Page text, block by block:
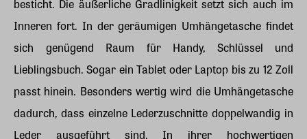
besticht. Die äußerliche Gradlinigkeit setzt sich auch im
Inneren fort. In der geräumigen Umhängetasche findet
sich genügend Raum für Handy, Schlüssel und
Lieblingsbuch. Sogar ein Tablet oder Laptop bis zu 12 Zoll
passt hinein. Besonders wertig wird die Umhängetasche
dadurch, dass einzelne Lederzuschnitte doppelwandig in
Leder ausgeführt sind. In ihrer hochwertigen